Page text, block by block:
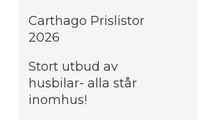
Carthago Prislistor
2026
Stort utbud av
husbilar- alla står
inomhus!